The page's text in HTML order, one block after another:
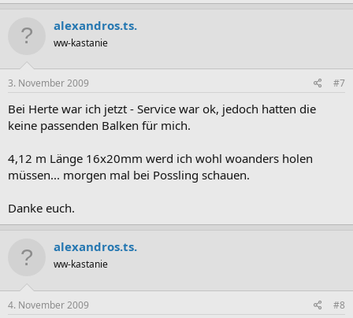
alexandros.ts.
ww-kastanie
3. November 2009 #7
Bei Herte war ich jetzt - Service war ok, jedoch hatten die
keine passenden Balken für mich.
4,12 m Länge 16x20mm werd ich wohl woanders holen
müssen... morgen mal bei Possling schauen.
Danke euch.
alexandros.ts.
ww-kastanie
4. November 2009 #8